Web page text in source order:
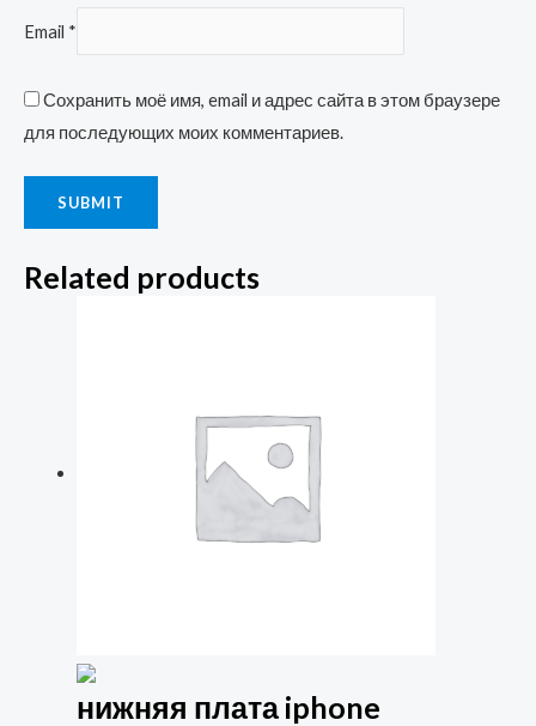
Email *
Сохранить моё имя, email и адрес сайта в этом браузере
для последующих моих комментариев.
Related products
нижняя плата iphone